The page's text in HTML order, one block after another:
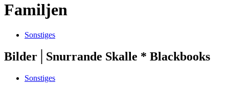
Familjen
Sonstiges
Bilder│Snurrande Skalle * Blackbooks
Sonstiges